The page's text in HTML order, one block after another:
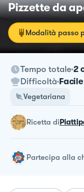
Pizzette da
Modalità passo
Tempo totale 2
Difficoltà Facile
Vegetariana
ricetta di
Partecipa alla